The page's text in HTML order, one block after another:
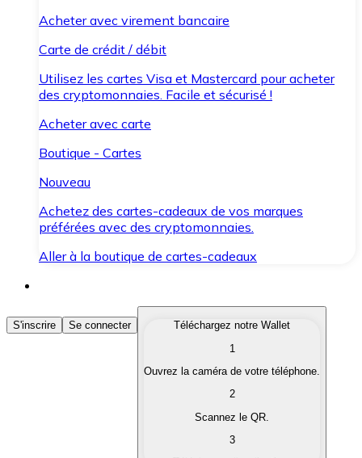
Acheter avec virement bancaire
Carte de crédit / débit
Utilisez les cartes Visa et Mastercard pour acheter
des cryptomonnaies. Facile et sécurisé !
Acheter avec carte
Boutique - Cartes
Nouveau
Achetez des cartes-cadeaux de vos marques
préférées avec des cryptomonnaies.
Aller à la boutique de cartes-cadeaux
Acheter des Cryptomonnaies
Achetez les cryptomonnaies qui vous intéressent
Convertissez vos cryptomonnaies en monnaie
S'inscrire Se connecter
Téléchargez notre Wallet
1
Ouvrez la caméra de votre téléphone.
2
Scannez le QR.
3